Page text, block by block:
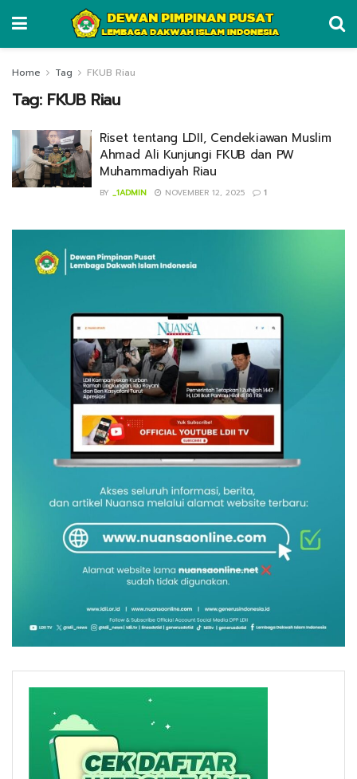
Home Tag FKUB Riau
Tag: FKUB Riau
Riset tentang LDII, Cendekiawan Muslim
Ahmad Ali Kunjungi FKUB dan PW
Muhammadiyah Riau
BY _1ADMIN NOVEMBER 12, 2025 1